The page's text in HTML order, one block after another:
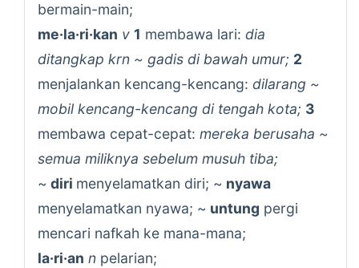
bermain-main;
me·la·ri·kan v 1 membawa lari: dia
ditangkap krn ~ gadis di bawah umur; 2
menjalankan kencang-kencang: dilarang ~
mobil kencang-kencang di tengah kota; 3
membawa cepat-cepat: mereka berusaha ~
semua miliknya sebelum musuh tiba;
~ diri menyelamatkan diri; ~ nyawa
menyelamatkan nyawa; ~ untung pergi
mencari nafkah ke mana-mana;
la·ri·an n pelarian;